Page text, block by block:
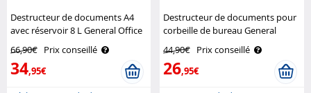
Destructeur de documents A4
avec réservoir 8 L General Office
66,90€ Prix conseillé
34,95€
Destructeur de documents pour
corbeille de bureau General
44,90€ Prix conseillé
26,95€